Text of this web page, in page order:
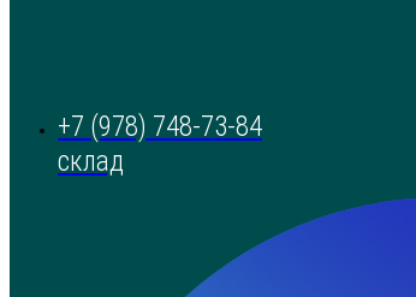
+7 (978) 748-73-84
склад